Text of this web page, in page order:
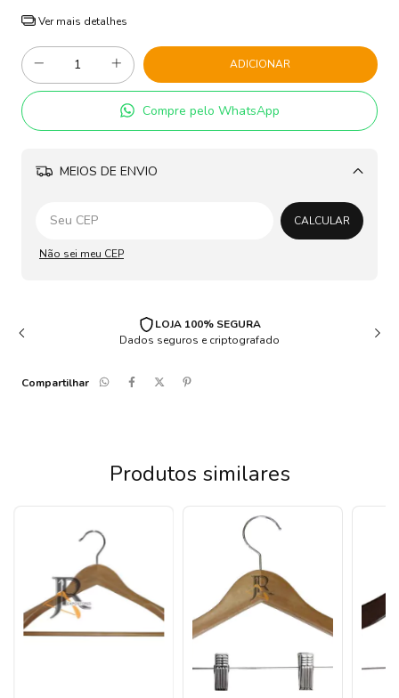
Ver mais detalhes
Compre pelo WhatsApp
MEIOS DE ENVIO
Alterar CEP
CALCULAR
Não sei meu CEP
LOJA 100% SEGURA
Dados seguros e criptografado
Compartilhar
Produtos similares